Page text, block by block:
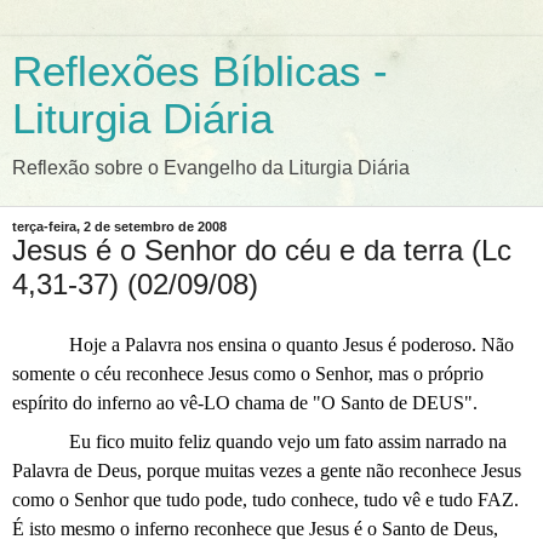
Reflexões Bíblicas -
Liturgia Diária
Reflexão sobre o Evangelho da Liturgia Diária
terça-feira, 2 de setembro de 2008
Jesus é o Senhor do céu e da terra (Lc
4,31-37) (02/09/08)
Hoje a Palavra nos ensina o quanto Jesus é poderoso. Não
somente o céu reconhece Jesus como o Senhor, mas o próprio
espírito do inferno ao vê-LO chama de "O Santo de DEUS".
Eu fico muito feliz quando vejo um fato assim narrado na
Palavra de Deus, porque muitas vezes a gente não reconhece Jesus
como o Senhor que tudo pode, tudo conhece, tudo vê e tudo FAZ.
É isto mesmo o inferno reconhece que Jesus é o Santo de Deus,